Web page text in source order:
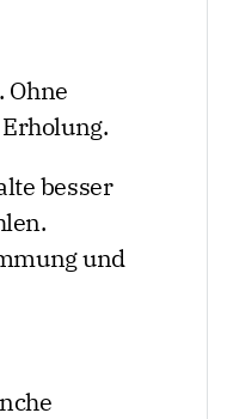
Ohne
besser
und